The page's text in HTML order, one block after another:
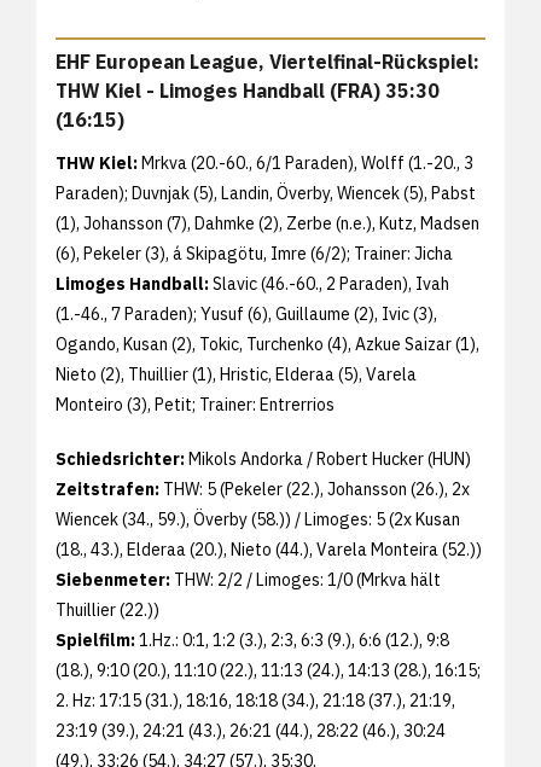
EHF European League, Viertelfinal-Rückspiel:
THW Kiel - Limoges Handball (FRA) 35:30
(16:15)
THW Kiel: Mrkva (20.-60., 6/1 Paraden), Wolff (1.-20., 3
Paraden); Duvnjak (5), Landin, Överby, Wiencek (5), Pabst
(1), Johansson (7), Dahmke (2), Zerbe (n.e.), Kutz, Madsen
(6), Pekeler (3), á Skipagötu, Imre (6/2); Trainer: Jicha
Limoges Handball:Slavic (46.-60., 2 Paraden), Ivah
(1.-46., 7 Paraden); Yusuf (6), Guillaume (2), Ivic (3),
Ogando, Kusan (2), Tokic, Turchenko (4), Azkue Saizar (1),
Nieto (2), Thuillier (1), Hristic, Elderaa (5), Varela
Monteiro (3), Petit; Trainer: Entrerrios
Schiedsrichter: Mikols Andorka / Robert Hucker (HUN)
Zeitstrafen: THW: 5 (Pekeler (22.), Johansson (26.), 2x
Wiencek (34., 59.), Överby (58.)) / Limoges: 5 (2x Kusan
(18., 43.), Elderaa (20.), Nieto (44.), Varela Monteira (52.))
Siebenmeter: THW: 2/2 / Limoges: 1/0 (Mrkva hält
Thuillier (22.))
Spielfilm:1.Hz.: 0:1, 1:2 (3.), 2:3, 6:3 (9.), 6:6 (12.), 9:8
(18.), 9:10 (20.), 11:10 (22.), 11:13 (24.), 14:13 (28.), 16:15;
2. Hz: 17:15 (31.), 18:16, 18:18 (34.), 21:18 (37.), 21:19,
23:19 (39.), 24:21 (43.), 26:21 (44.), 28:22 (46.), 30:24
(49.), 33:26 (54.), 34:27 (57.), 35:30.